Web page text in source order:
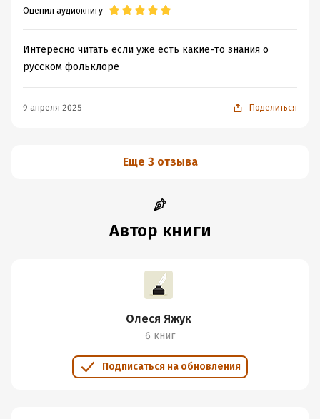
Оценил аудиокнигу
Интересно читать если уже есть какие-то знания о
русском фольклоре
9 апреля 2025 Поделиться
Еще 3 отзыва
Автор книги
Олеся Яжук
6 книг
Подписаться на обновления